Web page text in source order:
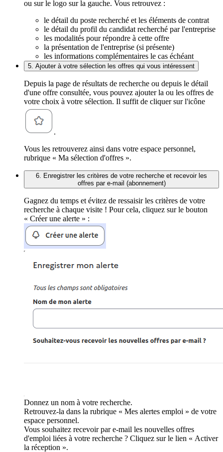
ou sur le logo sur la gauche. Vous retrouvez :
le détail du poste recherché et les éléments de contrat
le détail du profil du candidat recherché par l'entreprise
les modalités pour répondre à cette offre
la présentation de l'entreprise (si présente)
les informations complémentaires le cas échéant
5. Ajouter à votre sélection les offres qui vous intéressent
Depuis la page de résultats de recherche ou depuis le détail
d'une offre consultée, vous pouvez ajouter la ou les offres de
votre choix à votre sélection. Il suffit de cliquer sur l'icône
.
Vous les retrouverez ainsi dans votre espace personnel,
rubrique « Ma sélection d'offres ».
6. Enregistrer les critères de votre recherche et recevoir les
offres par e-mail (abonnement)
Gagnez du temps et évitez de ressaisir les critères de votre
recherche à chaque visite ! Pour cela, cliquez sur le bouton
« Créer une alerte » :
Donnez un nom à votre recherche.
Retrouvez-la dans la rubrique « Mes alertes emploi » de votre
espace personnel.
Vous souhaitez recevoir par e-mail les nouvelles offres
d'emploi liées à votre recherche ? Cliquez sur le lien « Activer
la réception ».